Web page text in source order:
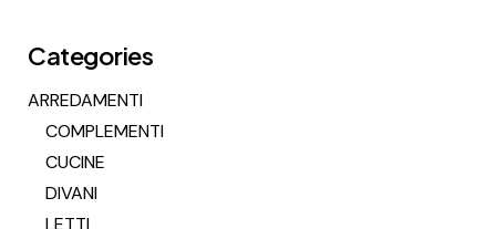
Categories
ARREDAMENTI
COMPLEMENTI
CUCINE
DIVANI
LETTI